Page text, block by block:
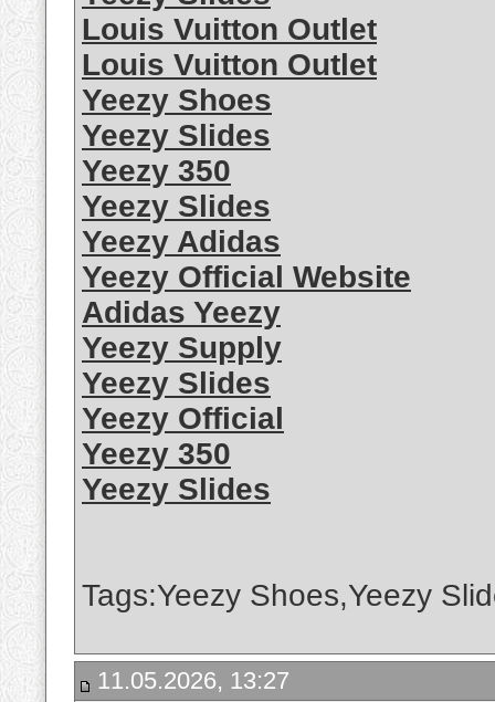
Louis Vuitton Outlet
Louis Vuitton Outlet
Yeezy Shoes
Yeezy Slides
Yeezy 350
Yeezy Slides
Yeezy Adidas
Yeezy Official Website
Adidas Yeezy
Yeezy Supply
Yeezy Slides
Yeezy Official
Yeezy 350
Yeezy Slides
Tags:Yeezy Shoes,Yeezy
11.05.2026, 13:27